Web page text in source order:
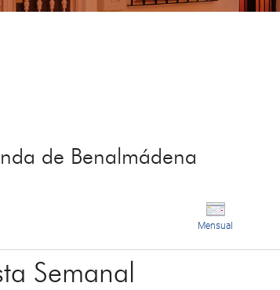
de Benalmádena
Mensual
Semanal